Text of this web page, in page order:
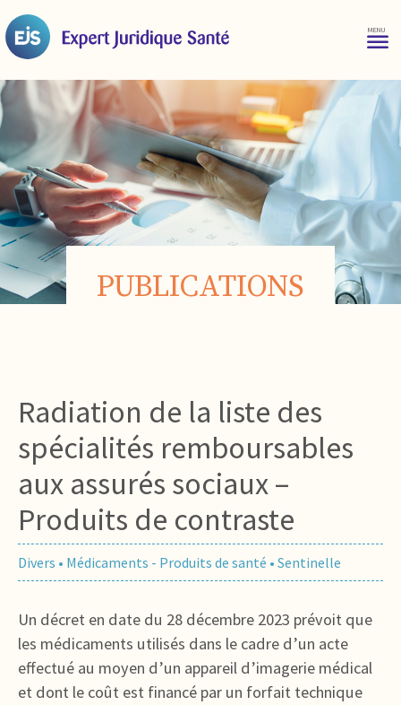
PUBLICATIONS
Radiation de la liste des
spécialités remboursables
aux assurés sociaux –
Produits de contraste
Divers • Médicaments - Produits de santé • Sentinelle
Un décret en date du 28 décembre 2023 prévoit que
les médicaments utilisés dans le cadre d’un acte
effectué au moyen d’un appareil d’imagerie médical
et dont le coût est financé par un forfait technique